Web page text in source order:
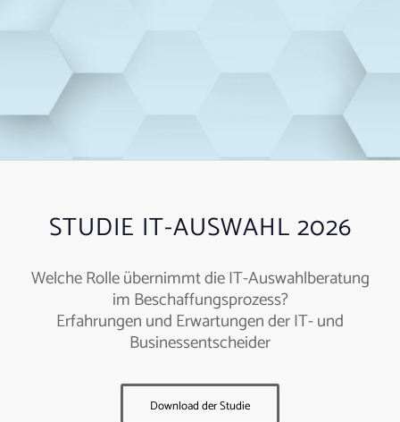
STUDIE IT-AUSWAHL 2026
Welche Rolle übernimmt die IT-Auswahlberatung
im Beschaffungsprozess?
Erfahrungen und Erwartungen der IT- und
Businessentscheider
Download der Studie